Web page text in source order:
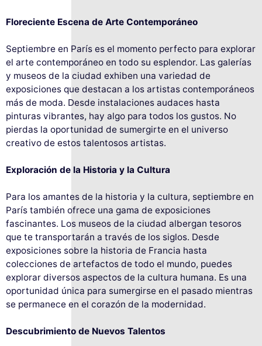
Floreciente Escena de Arte Contemporáneo
Septiembre en París es el momento perfecto para explorar
el arte contemporáneo en todo su esplendor. Las galerías
y museos de la ciudad exhiben una variedad de
exposiciones que destacan a los artistas contemporáneos
más de moda. Desde instalaciones audaces hasta
pinturas vibrantes, hay algo para todos los gustos. No
pierdas la oportunidad de sumergirte en el universo
creativo de estos talentosos artistas.
Exploración de la Historia y la Cultura
Para los amantes de la historia y la cultura, septiembre en
París también ofrece una gama de exposiciones
fascinantes. Los museos de la ciudad albergan tesoros
que te transportarán a través de los siglos. Desde
exposiciones sobre la historia de Francia hasta
colecciones de artefactos de todo el mundo, puedes
explorar diversos aspectos de la cultura humana. Es una
oportunidad única para sumergirse en el pasado mientras
se permanece en el corazón de la modernidad.
Descubrimiento de Nuevos Talentos